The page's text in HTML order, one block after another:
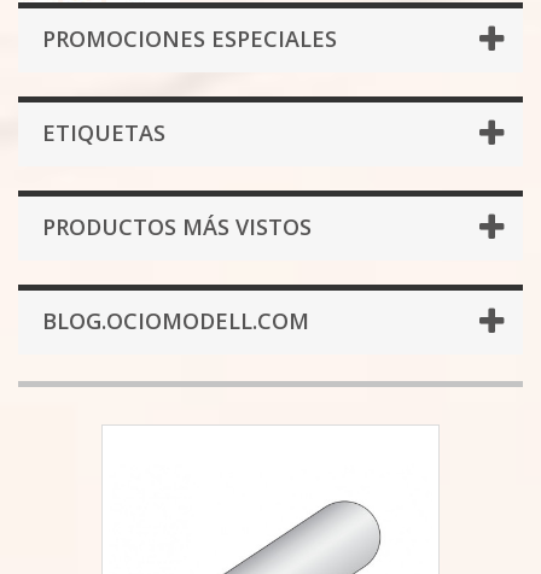
PROMOCIONES ESPECIALES
ETIQUETAS
PRODUCTOS MÁS VISTOS
BLOG.OCIOMODELL.COM